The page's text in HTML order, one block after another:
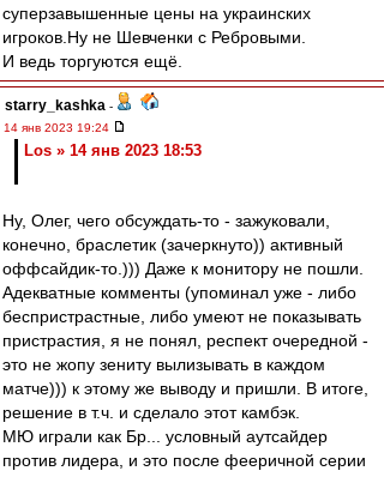
суперзавышенные цены на украинских
игроков.Ну не Шевченки с Ребровыми.
И ведь торгуются ещё.
starry_kashka -
14 янв 2023 19:24
Los » 14 янв 2023 18:53
Ну, Олег, чего обсуждать-то - зажуковали,
конечно, браслетик (зачеркнуто)) активный
оффсайдик-то.))) Даже к монитору не пошли.
Адекватные комменты (упоминал уже - либо
беспристрастные, либо умеют не показывать
пристрастия, я не понял, респект очередной -
это не жопу зениту вылизывать в каждом
матче))) к этому же выводу и пришли. В итоге,
решение в т.ч. и сделало этот камбэк.
МЮ играли как Бр... условный аутсайдер
против лидера, и это после фееричной серии